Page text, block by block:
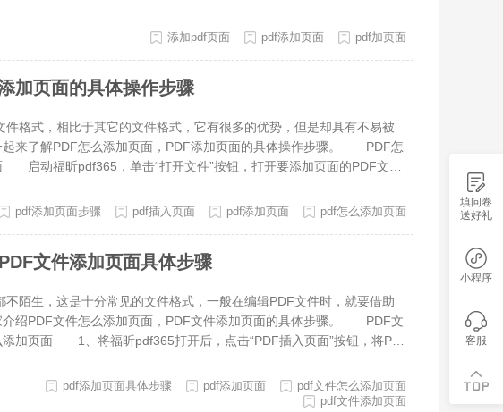
添加页面又不会影响原文
pdf加页面
pdf添加页面
添加pdf页面
加页面的具体操作步骤
，相比于其它的文件格式，它有很多的优势，但是却具有不易被
起来了解PDF怎么添加页面，PDF添加页面的具体操作步骤。 PDF怎
动福昕pdf365，单击“打开文件”按钮，打开要添加页面的PDF文
到当前页之后。将页面添加到PDF文件后，您就可以在空白的PDF页面
栏“查看页面缩略图”功能使用右键对缩略图进行管理； 5、保存P
，并按上面的流程操作即可。
pdf怎么添加页面
pdf添加页面
pdf插入页面
pdf添加页面步骤
文件添加页面具体步骤
，这是十分常见的文件格式，一般在编辑PDF文件时，就要借助
介绍PDF文件怎么添加页面，PDF文件添加页面的具体步骤。 PDF文
页面 1、将福昕pdf365打开后，点击“PDF插入页面”按钮，将PD
击插入页面-插入空白页面。 3、确定页面大小后，PDF中新建页面的
添加页面 怎么拆分pdf文件 一、打开福昕pdf365，把要拆的PDF
pdf文件怎么添加页面
pdf添加页面
pdf添加页面具体步骤
pdf文件添加页面
填问卷
送好礼
小程序
客服